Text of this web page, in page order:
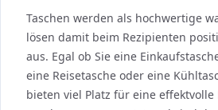
Taschen werden als hochwertige
lösen damit beim Rezipienten
aus. Egal ob Sie eine
eine Reisetasche oder eine
bieten viel Platz für eine